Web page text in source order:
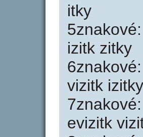
itky
izitk zitky
vizitk izitky
evizitk